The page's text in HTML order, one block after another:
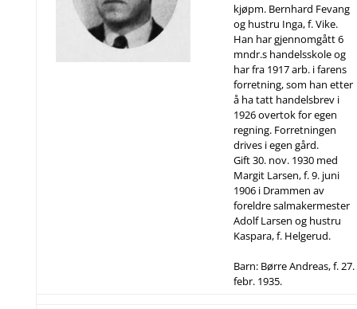
kjøpm. Bernhard Fevang
og hustru Inga, f. Vike.
Han har gjennomgått 6
mndr.s handelsskole og
har fra 1917 arb. i farens
forretning, som han etter
å ha tatt handelsbrev i
1926 overtok for egen
regning. Forretningen
drives i egen gård.
Gift 30. nov. 1930 med
Margit Larsen, f. 9. juni
1906 i Drammen av
foreldre salmakermester
Adolf Larsen og hustru
Kaspara, f. Helgerud.
Barn: Børre Andreas, f. 27.
febr. 1935.